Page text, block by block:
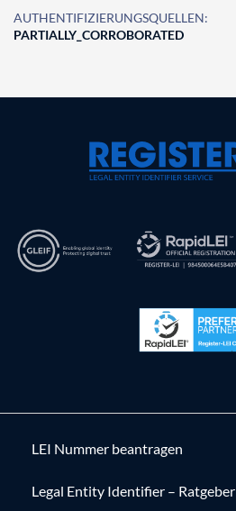
AUTHENTIFIZIERUNGSQUELLEN:
PARTIALLY_CORROBORATED
LEI Nummer beantragen
Legal Entity Identifier – Ratgeber